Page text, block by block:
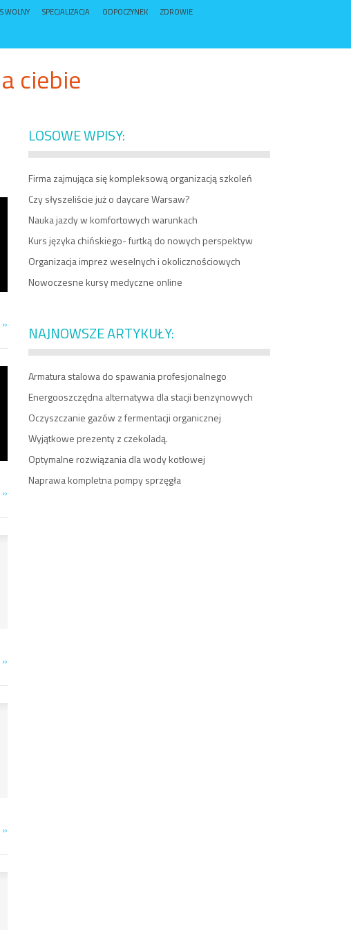
WOLNY SPECJALIZACJA ODPOCZYNEK ZDROWIE
ciebie
LOSOWE WPISY:
Firma zajmująca się kompleksową organizacją szkoleń
Czy słyszeliście już o daycare Warsaw?
Nauka jazdy w komfortowych warunkach
Kurs języka chińskiego- furtką do nowych perspektyw
Organizacja imprez weselnych i okolicznościowych
Nowoczesne kursy medyczne online
NAJNOWSZE ARTYKUŁY:
Armatura stalowa do spawania profesjonalnego
Energooszczędna alternatywa dla stacji benzynowych
Oczyszczanie gazów z fermentacji organicznej
Wyjątkowe prezenty z czekoladą.
Optymalne rozwiązania dla wody kotłowej
Naprawa kompletna pompy sprzęgła